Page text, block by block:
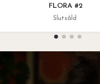
FLORA #2
Slutsåld